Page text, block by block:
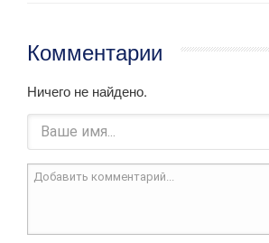
Комментарии
Ничего не найдено.